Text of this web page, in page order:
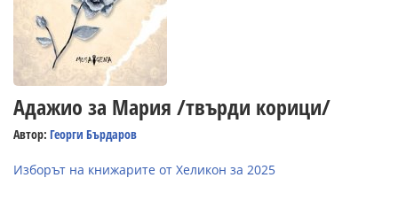
Адажио за Мария /твърди корици/
Автор: Георги Бърдаров
Изборът на книжарите от Хеликон за 2025